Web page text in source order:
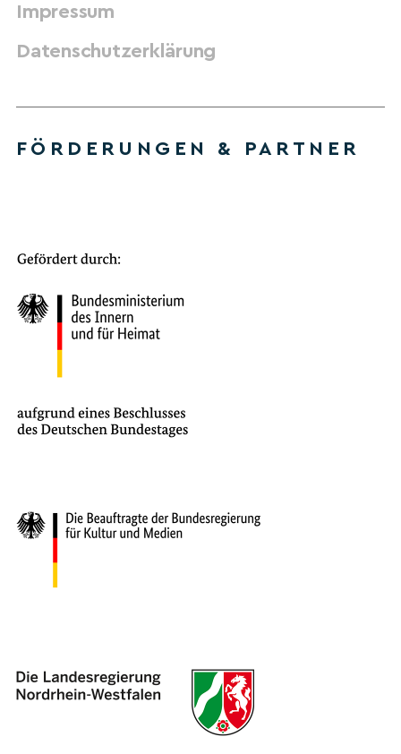
Impressum
Datenschutzerklärung
FÖRDERUNGEN & PARTNER